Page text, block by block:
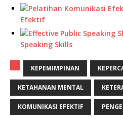
Efektif
Speaking Skills
KEPEMIMPINAN
KETAHANAN MENTAL
KOMUNIKASI EFEKTIF